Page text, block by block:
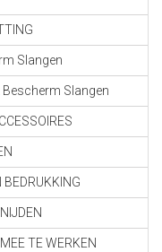
Slangen
Bescherm Slangen
TE WERKEN